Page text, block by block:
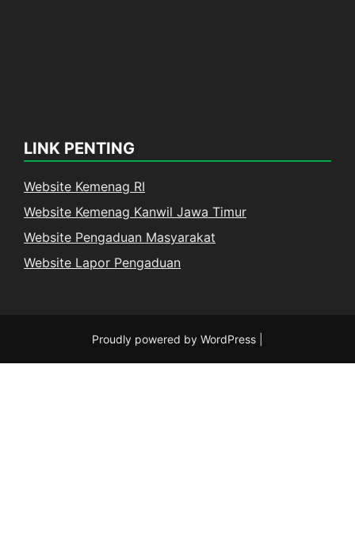
LINK PENTING
Website Kemenag RI
Website Kemenag Kanwil Jawa Timur
Website Pengaduan Masyarakat
Website Lapor Pengaduan
Proudly powered by WordPress